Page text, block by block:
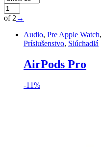
of 2 →
Audio, Pre Apple Watch,
Príslušenstvo, Slúchadlá
AirPods Pro
-11%